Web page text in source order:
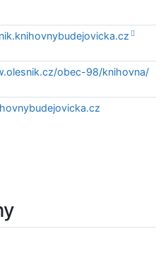
obec-98/knihovna/